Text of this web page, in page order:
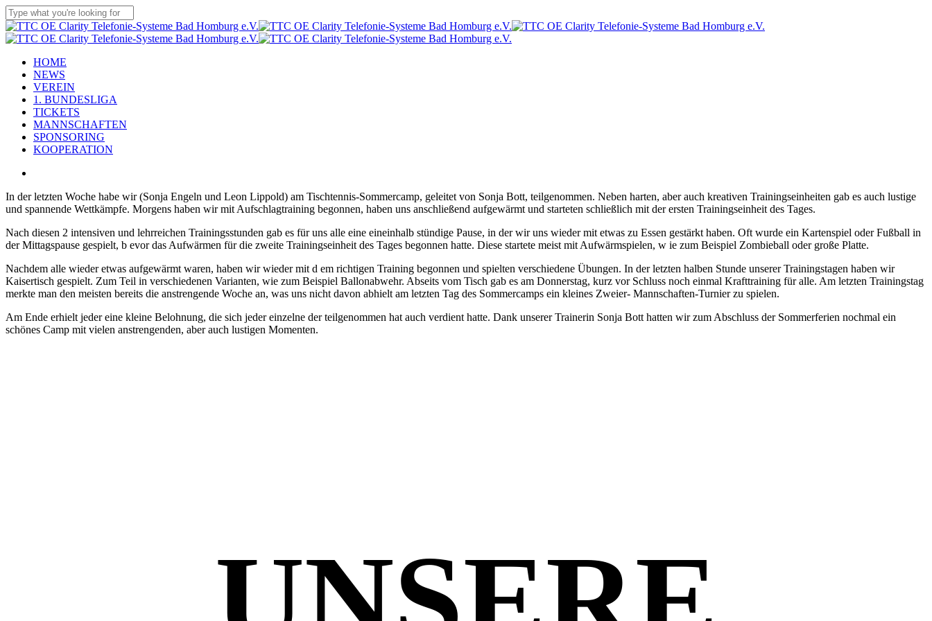
Skip
to
main
Close
Search
Menu
HOME
NEWS
VEREIN
1. BUNDESLIGA
TICKETS
MANNSCHAFTEN
SPONSORING
KOOPERATION
In der letzten Woche habe wir (Sonja Engeln und Leon Lippold) am Tischtennis-Sommercamp, geleitet von Sonja Bott, teilgenommen. Neben harten, aber auch kreativen Trainingseinheiten gab es auch lustige
und spannende Wettkämpfe. Morgens haben wir mit Aufschlagtraining begonnen, haben uns anschließend aufgewärmt und starteten schließlich mit der ersten Trainingseinheit des Tages.
Nach diesen 2 intensiven und lehrreichen Trainingsstunden gab es für uns alle eine eineinhalb stündige Pause, in der wir uns wieder mit etwas zu Essen gestärkt haben. Oft wurde ein Kartenspiel oder Fußball in
der Mittagspause gespielt, b evor das Aufwärmen für die zweite Trainingseinheit des Tages begonnen hatte. Diese startete meist mit Aufwärmspielen, w ie zum Beispiel Zombieball oder große Platte.
Nachdem alle wieder etwas aufgewärmt waren, haben wir wieder mit d em richtigen Training begonnen und spielten verschiedene Übungen. In der letzten halben Stunde unserer Trainingstagen haben wir
Kaisertisch gespielt. Zum Teil in verschiedenen Varianten, wie zum Beispiel Ballonabwehr. Abseits vom Tisch gab es am Donnerstag, kurz vor Schluss noch einmal Krafttraining für alle. Am letzten Trainingstag
merkte man den meisten bereits die anstrengende Woche an, was uns nicht davon abhielt am letzten Tag des Sommercamps ein kleines Zweier- Mannschaften-Turnier zu spielen.
Am Ende erhielt jeder eine kleine Belohnung, die sich jeder einzelne der teilgenommen hat auch verdient hatte. Dank unserer Trainerin Sonja Bott hatten wir zum Abschluss der Sommerferien nochmal ein
schönes Camp mit vielen anstrengenden, aber auch lustigen Momenten.